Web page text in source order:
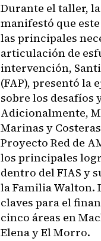
Durante el taller,
manifestó que
las principales
articulación de
intervención,
(FAP), presentó la
sobre los desafíos
Adicionalmente,
Marinas y
Proyecto Red de
los principales
dentro del FIAS y
la Familia Walton.
claves para el
cinco áreas en
Elena y El Morro.